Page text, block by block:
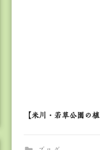
【米川・若草公園の